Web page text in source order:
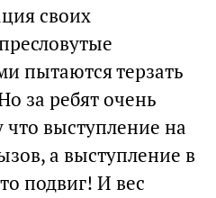
своих
пытаются терзать
за ребят очень
выступление на
а выступление в
подвиг! И вес